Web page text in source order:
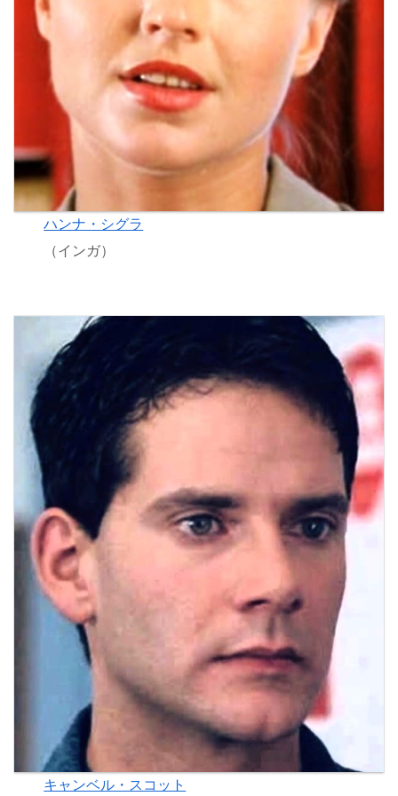
ハンナ・シグラ
（インガ）
キャンベル・スコット